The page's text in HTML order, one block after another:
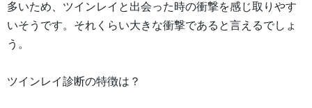
多いため、ツインレイと出会った時の衝撃を感じ取りやす
いそうです。それくらい大きな衝撃であると言えるでしょ
う。
ツインレイ診断の特徴は？